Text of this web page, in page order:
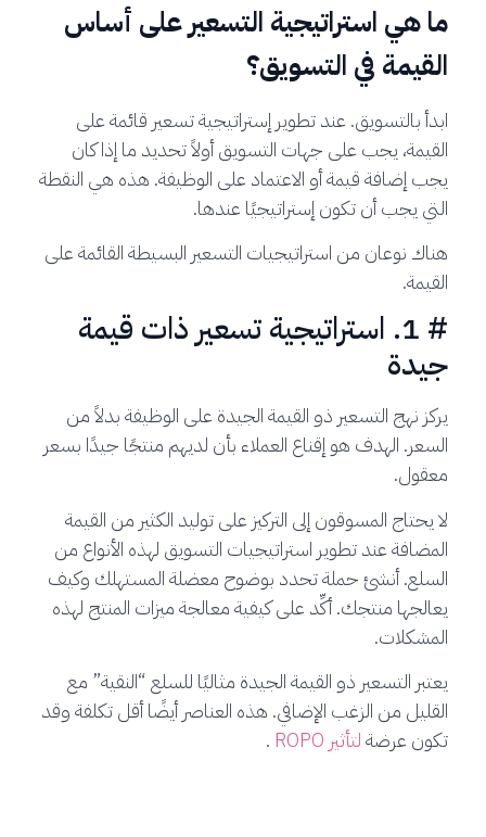
ما هي استراتيجية التسعير على أساس
القيمة في التسويق؟
ابدأ بالتسويق. عند تطوير إستراتيجية تسعير قائمة على
القيمة، يجب على جهات التسويق أولاً تحديد ما إذا كان
يجب إضافة قيمة أو الاعتماد على الوظيفة. هذه هي النقطة
التي يجب أن تكون إستراتيجيًا عندها.
هناك نوعان من استراتيجيات التسعير البسيطة القائمة على
القيمة.
# 1. استراتيجية تسعير ذات قيمة
جيدة
يركز نهج التسعير ذو القيمة الجيدة على الوظيفة بدلاً من
السعر. الهدف هو إقناع العملاء بأن لديهم منتجًا جيدًا بسعر
معقول.
لا يحتاج المسوقون إلى التركيز على توليد الكثير من القيمة
المضافة عند تطوير استراتيجيات التسويق لهذه الأنواع من
السلع. أنشئ حملة تحدد بوضوح معضلة المستهلك وكيف
يعالجها منتجك. أكِّد على كيفية معالجة ميزات المنتج لهذه
المشكلات.
يعتبر التسعير ذو القيمة الجيدة مثاليًا للسلع “النقية” مع
القليل من الزغب الإضافي. هذه العناصر أيضًا أقل تكلفة وقد
تكون عرضةلتأثير ROPO .